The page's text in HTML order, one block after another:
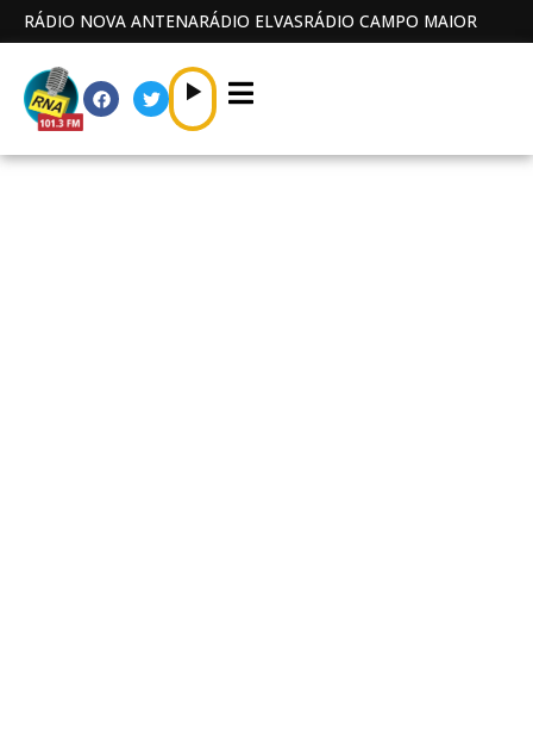
RÁDIO NOVA ANTENARÁDIO ELVASRÁDIO CAMPO MAIOR